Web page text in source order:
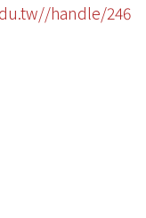
handle/246